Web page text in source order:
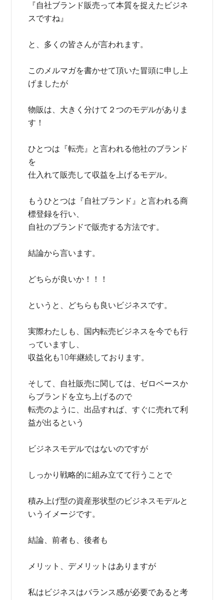
『自社ブランド販売って本質を捉えたビジネ
スですね』
と、多くの皆さんが言われます。
このメルマガを書かせて頂いた冒頭に申し上
げましたが
物販は、大きく分けて２つのモデルがありま
す！
ひとつは『転売』と言われる他社のブランド
を
仕入れて販売して収益を上げるモデル。
もうひとつは『自社ブランド』と言われる商
標登録を行い、
自社のブランドで販売する方法です。
結論から言います。
どちらが良いか！！！
というと、どちらも良いビジネスです。
実際わたしも、国内転売ビジネスを今でも行
っていますし、
収益化も10年継続しております。
そして、自社販売に関しては、ゼロベースか
らブランドを立ち上げるので
転売のように、出品すれば、すぐに売れて利
益が出るという
ビジネスモデルではないのですが
しっかり戦略的に組み立てて行うことで
積み上げ型の資産形状型のビジネスモデルと
いうイメージです。
結論、前者も、後者も
メリット、デメリットはありますが
私はビジネスはバランス感が必要であると考